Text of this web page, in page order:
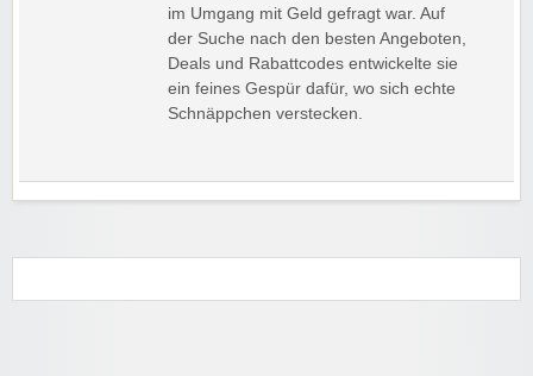
im Umgang mit Geld gefragt war. Auf
der Suche nach den besten Angeboten,
Deals und Rabattcodes entwickelte sie
ein feines Gespür dafür, wo sich echte
Schnäppchen verstecken.